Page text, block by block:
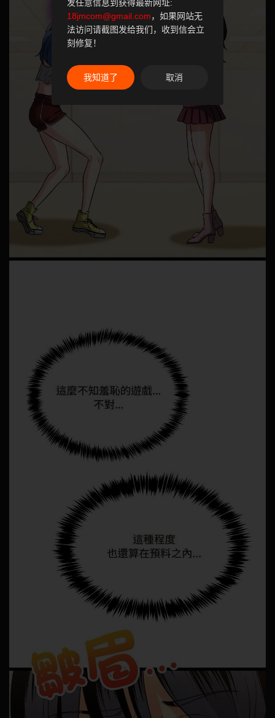
发任意信息到获得最新网址:
18jmcom@gmail.com，如果网站无
法访问请截图发给我们，收到信会立
刻修复！
我知道了 取消